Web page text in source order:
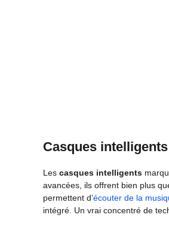
Casques
Les casques intelligents
avancées, ils offrent bien plus
permettent d’écouter de la
intégré. Un vrai concentré de